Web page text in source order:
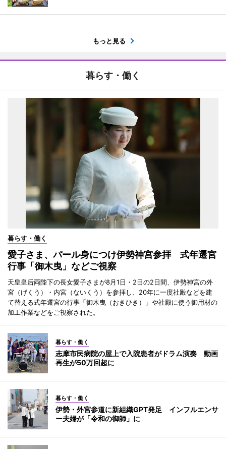
もっと見る
暮らす・働く
暮らす・働く
愛子さま、パール身につけ伊勢神宮参拝 式年遷宮
行事「御木曳」などご視察
天皇皇后両陛下の長女愛子さまが8月1日・2日の2日間、伊勢神宮の外
宮（げくう）・内宮（ないくう）を参拝し、20年に一度社殿などを建
て替える式年遷宮の行事「御木曳（おきひき）」や社殿に使う御用材の
加工作業などをご視察された。
暮らす・働く
志摩市民病院の屋上で入院患者がドラム演奏 動画
再生が50万回超に
暮らす・働く
伊勢・外宮参道に新組織GPT発足 インフルエンサ
ー夫婦が「令和の御師」に